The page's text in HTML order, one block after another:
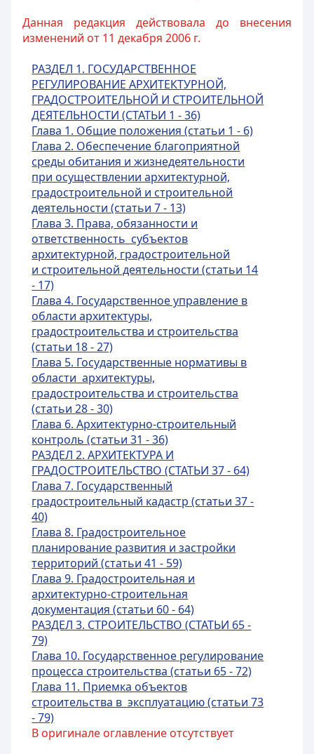
Данная редакция действовала до внесения
изменений от 11 декабря 2006 г.
РАЗДЕЛ 1. ГОСУДАРСТВЕННОЕ
РЕГУЛИРОВАНИЕ АРХИТЕКТУРНОЙ,
ГРАДОСТРОИТЕЛЬНОЙ И СТРОИТЕЛЬНОЙ
ДЕЯТЕЛЬНОСТИ (СТАТЬИ 1 - 36)
Глава 1. Общие положения (статьи 1 - 6)
Глава 2. Обеспечение благоприятной
среды обитания и жизнедеятельности
при осуществлении архитектурной,
градостроительной и строительной
деятельности (статьи 7 - 13)
Глава 3. Права, обязанности и
ответственность субъектов
архитектурной, градостроительной
и строительной деятельности (статьи 14
- 17)
Глава 4. Государственное управление в
области архитектуры,
градостроительства и строительства
(статьи 18 - 27)
Глава 5. Государственные нормативы в
области архитектуры,
градостроительства и строительства
(статьи 28 - 30)
Глава 6. Архитектурно-строительный
контроль (статьи 31 - 36)
РАЗДЕЛ 2. АРХИТЕКТУРА И
ГРАДОСТРОИТЕЛЬСТВО (СТАТЬИ 37 - 64)
Глава 7. Государственный
градостроительный кадастр (статьи 37 -
40)
Глава 8. Градостроительное
планирование развития и застройки
территорий (статьи 41 - 59)
Глава 9. Градостроительная и
архитектурно-строительная
документация (статьи 60 - 64)
РАЗДЕЛ 3. СТРОИТЕЛЬСТВО (СТАТЬИ 65 -
79)
Глава 10. Государственное регулирование
процесса строительства (статьи 65 - 72)
Глава 11. Приемка объектов
строительства в эксплуатацию (статьи 73
- 79)
В оригинале оглавление отсутствует